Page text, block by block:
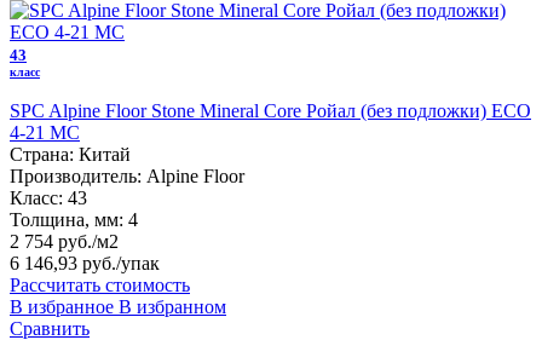
43
класс
SPC Alpine Floor Stone Mineral Core Ройал (без подложки) ЕСО
4-21 MC
Страна: Китай
Производитель: Alpine Floor
Класс: 43
Толщина, мм: 4
2 754 руб./м2
6 146,93 руб./упак
Рассчитать стоимость
В избранное В избранном
Сравнить